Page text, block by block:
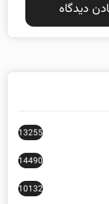
14490
10132
1926